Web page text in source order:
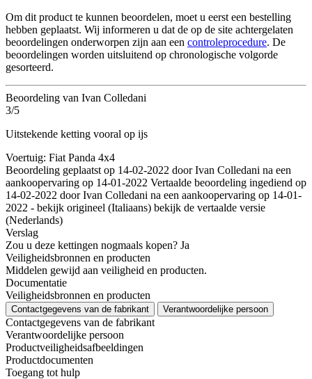
Om dit product te kunnen beoordelen, moet u eerst een bestelling
hebben geplaatst. Wij informeren u dat de op de site achtergelaten
beoordelingen onderworpen zijn aan een controleprocedure. De
beoordelingen worden uitsluitend op chronologische volgorde
gesorteerd.
Beoordeling van Ivan Colledani
3/5
Uitstekende ketting vooral op ijs
Voertuig: Fiat Panda 4x4
Beoordeling geplaatst op 14-02-2022 door Ivan Colledani na een
aankoopervaring op 14-01-2022 Vertaalde beoordeling ingediend op
14-02-2022 door Ivan Colledani na een aankoopervaring op 14-01-
2022 - bekijk origineel (Italiaans) bekijk de vertaalde versie
(Nederlands)
Verslag
Zou u deze kettingen nogmaals kopen? Ja
Veiligheidsbronnen en producten
Middelen gewijd aan veiligheid en producten.
Documentatie
Veiligheidsbronnen en producten
Contactgegevens van de fabrikant Verantwoordelijke persoon
Contactgegevens van de fabrikant
Verantwoordelijke persoon
Productveiligheidsafbeeldingen
Productdocumenten
Toegang tot hulp